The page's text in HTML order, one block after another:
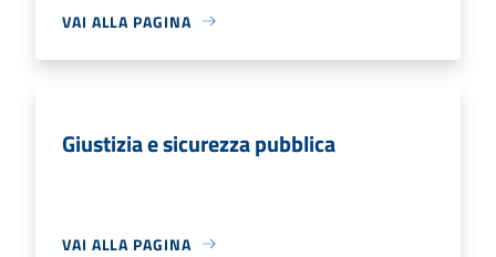
VAI ALLA PAGINA
Giustizia e sicurezza pubblica
VAI ALLA PAGINA